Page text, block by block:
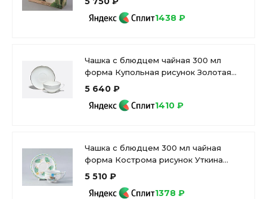
1438 ₽
Чашка с блюдцем чайная 300 мл
форма Купольная рисунок Золотая
лента арт. 81.16430.00.1
5 640 ₽
1410 ₽
Чашка с блюдцем 300 мл чайная
форма Кострома рисунок Уткина
Заводь арт. 81.25445.00.1
5 510 ₽
1378 ₽